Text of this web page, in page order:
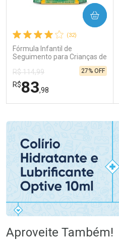
(32)
Fórmula Infantil de
Seguimento para Crianças de
Primeira Infância Nestonutri
2 Unidades de 800g cada
R$ 114,99
R$83,98
27% OFF
COMPRAR
Aproveite Também!